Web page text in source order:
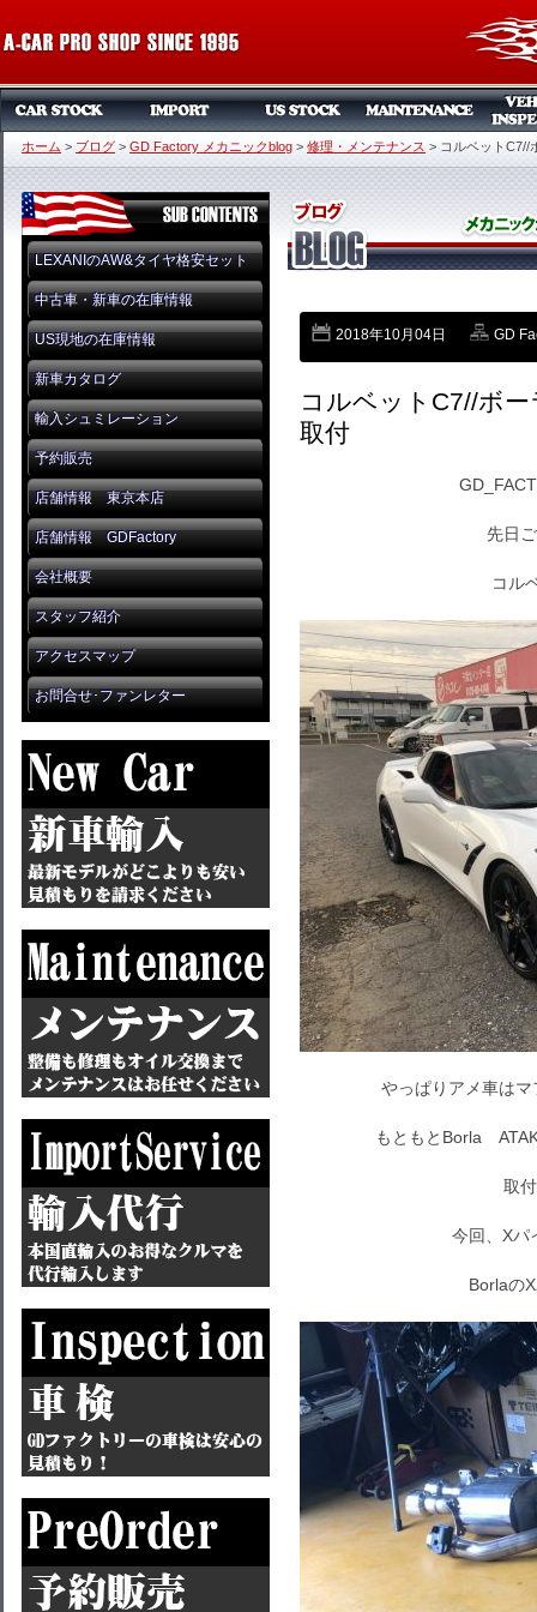
ホーム > ブログ > GD Factory メカニックblog > 修理・メンテナンス > コルベットC7//
LEXANIのAW&タイヤ格安セット
中古車・新車の在庫情報
US現地の在庫情報
新車カタログ
輸入シュミレーション
予約販売
店舗情報 東京本店
店舗情報 GDFactory
会社概要
スタッフ紹介
アクセスマップ
お問合せ･ファンレター
2018年10月04日 GD
コルベットC7//ボ
取付
先日
コ
やっぱりアメ車は
もともとBorla
取
今回、Xパ
Borlaの